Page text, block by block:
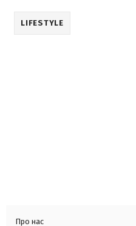
LIFESTYLE
Про нас